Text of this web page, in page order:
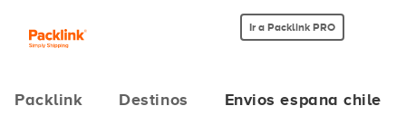
Ir a Packlink PRO
Packlink Destinos Envios espana chile